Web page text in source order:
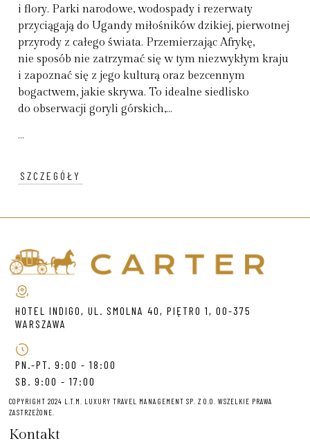
i flory. Parki narodowe, wodospady i rezerwaty
przyciągają do Ugandy miłośników dzikiej, pierwotnej
przyrody z całego świata. Przemierzając Afrykę,
nie sposób nie zatrzymać się w tym niezwykłym kraju
i zapoznać się z jego kulturą oraz bezcennym
bogactwem, jakie skrywa. To idealne siedlisko
do obserwacji goryli górskich,...
...
SZCZEGÓŁY
HOTEL INDIGO, UL. SMOLNA 40, PIĘTRO 1, 00-375
WARSZAWA
PN.-PT. 9:00 - 18:00
SB. 9:00 - 17:00
COPYRIGHT 2024 L.T.M. LUXURY TRAVEL MANAGEMENT SP. Z O.O. WSZELKIE PRAWA
ZASTRZEŻONE.
Kontakt